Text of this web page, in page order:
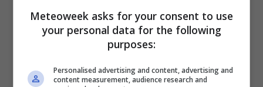
Meteoweek asks for your consent to use
your personal data for the following
purposes:
Personalised advertising and content, advertising and
content measurement, audience research and